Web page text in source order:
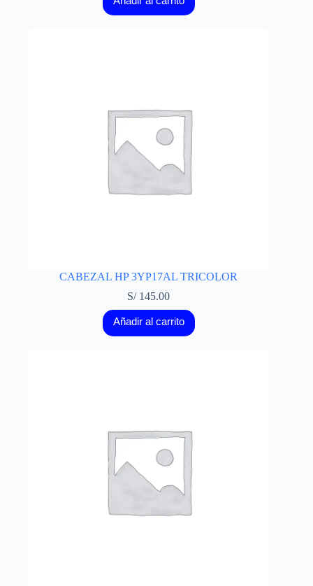
CABEZAL HP 3YP17AL TRICOLOR
S/145.00
Añadir al carrito